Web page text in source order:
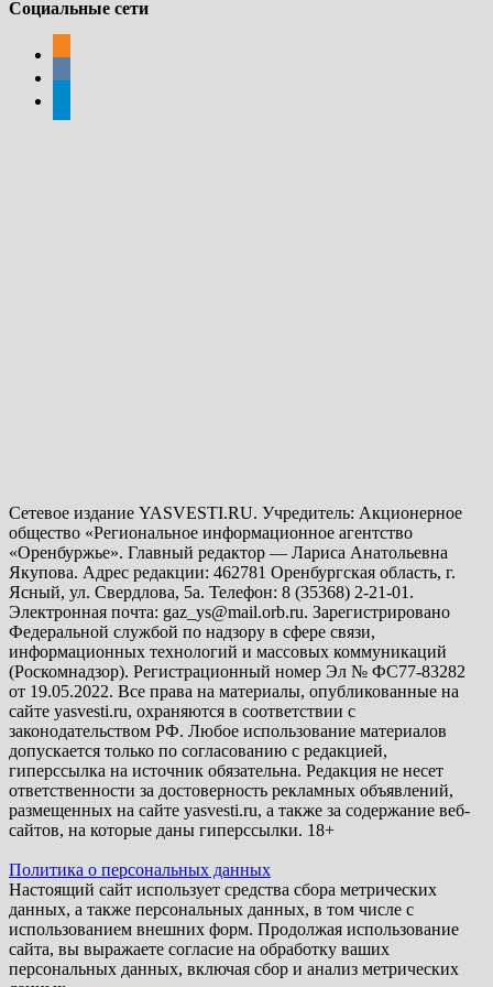
Социальные сети
Сетевое издание YASVESTI.RU. Учредитель: Акционерное
общество «Региональное информационное агентство
«Оренбуржье». Главный редактор — Лариса Анатольевна
Якупова. Адрес редакции: 462781 Оренбургская область, г.
Ясный, ул. Свердлова, 5а. Телефон: 8 (35368) 2-21-01.
Электронная почта: gaz_ys@mail.orb.ru. Зарегистрировано
Федеральной службой по надзору в сфере связи,
информационных технологий и массовых коммуникаций
(Роскомнадзор). Регистрационный номер Эл № ФС77-83282
от 19.05.2022. Все права на материалы, опубликованные на
сайте yasvesti.ru, охраняются в соответствии с
законодательством РФ. Любое использование материалов
допускается только по согласованию с редакцией,
гиперссылка на источник обязательна. Редакция не несет
ответственности за достоверность рекламных объявлений,
размещенных на сайте yasvesti.ru, а также за содержание веб-
сайтов, на которые даны гиперссылки. 18+
Политика о персональных данных
Настоящий сайт использует средства сбора метрических
данных, а также персональных данных, в том числе с
использованием внешних форм. Продолжая использование
сайта, вы выражаете согласие на обработку ваших
персональных данных, включая сбор и анализ метрических